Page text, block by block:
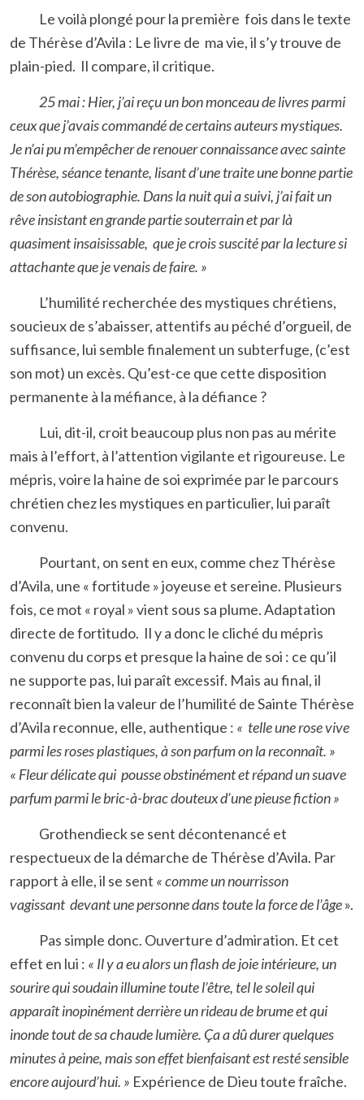
Le voilà plongé pour la première fois dans le texte
de Thérèse d’Avila : Le livre de ma vie, il s’y trouve de
plain-pied. Il compare, il critique.
25 mai : Hier, j’ai reçu un bon monceau de livres parmi
ceux que j’avais commandé de certains auteurs mystiques.
Je n’ai pu m’empêcher de renouer connaissance avec sainte
Thérèse, séance tenante, lisant d’une traite une bonne partie
de son autobiographie. Dans la nuit qui a suivi, j’ai fait un
rêve insistant en grande partie souterrain et par là
quasiment insaisissable, que je crois suscité par la lecture si
attachante que je venais de faire. »
L’humilité recherchée des mystiques chrétiens,
soucieux de s’abaisser, attentifs au péché d’orgueil, de
suffisance, lui semble finalement un subterfuge, (c’est
son mot) un excès. Qu’est-ce que cette disposition
permanente à la méfiance, à la défiance ?
Lui, dit-il, croit beaucoup plus non pas au mérite
mais à l’effort, à l’attention vigilante et rigoureuse. Le
mépris, voire la haine de soi exprimée par le parcours
chrétien chez les mystiques en particulier, lui paraît
convenu.
Pourtant, on sent en eux, comme chez Thérèse
d’Avila, une « fortitude » joyeuse et sereine. Plusieurs
fois, ce mot « royal » vient sous sa plume. Adaptation
directe de fortitudo. Il y a donc le cliché du mépris
convenu du corps et presque la haine de soi : ce qu’il
ne supporte pas, lui paraît excessif. Mais au final, il
reconnaît bien la valeur de l’humilité de Sainte Thérèse
d’Avila reconnue, elle, authentique : « telle une rose vive
parmi les roses plastiques, à son parfum on la reconnaît. »
« Fleur délicate qui pousse obstinément et répand un suave
parfum parmi le bric-à-brac douteux d’une pieuse fiction »
Grothendieck se sent décontenancé et
respectueux de la démarche de Thérèse d’Avila. Par
rapport à elle, il se sent « comme un nourrisson
vagissant devant une personne dans toute la force de l’âge».
Pas simple donc. Ouverture d’admiration. Et cet
effet en lui : « Il y a eu alors un flash de joie intérieure, un
sourire qui soudain illumine toute l’être, tel le soleil qui
apparaît inopinément derrière un rideau de brume et qui
inonde tout de sa chaude lumière. Ça a dû durer quelques
minutes à peine, mais son effet bienfaisant est resté sensible
encore aujourd’hui. » Expérience de Dieu toute fraîche.